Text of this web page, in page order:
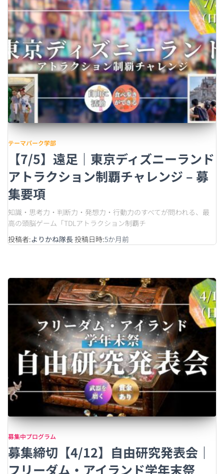
テーマパーク学部
【7/5】遠足｜東京ディズニーランド
アトラクション制覇チャレンジ – 募
集要項
知識・思考力・判断力・発想力・行動力のすべてが問われる、最
高の頭脳ゲーム「TDLアトラクション制覇チ
投稿者:よりかね隊長投稿日時:5か月前
募集中プログラム
募集締切【4/12】自由研究発表会｜
フリーダム・アイランド学年末祭